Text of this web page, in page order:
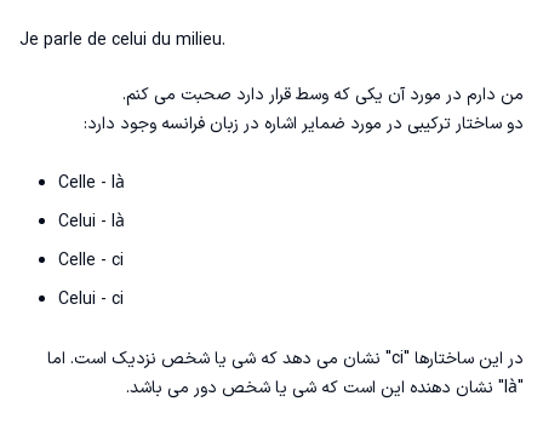
Je parle de celui du milieu.
من دارم در مورد آن یکی که وسط قرار دارد صحبت می کنم.
دو ساختار ترکیبی در مورد ضمایر اشاره در زبان فرانسه وجود دارد:
Celle - là
Celui - là
Celle - ci
Celui - ci
در این ساختارها "ci" نشان می دهد که شی یا شخص نزدیک است. اما
"là" نشان دهنده این است که شی یا شخص دور می باشد.